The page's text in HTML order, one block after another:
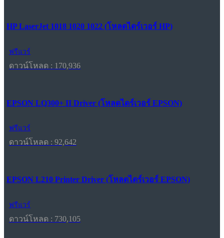
HP LaserJet 1018 1020 1022 (โหลดไดร์เวอร์ HP)
ฟรีแวร์
ดาวน์โหลด : 170,936
EPSON LQ300+ II Driver (โหลดไดร์เวอร์ EPSON)
ฟรีแวร์
ดาวน์โหลด : 92,642
EPSON L210 Printer Driver (โหลดไดร์เวอร์ EPSON)
ฟรีแวร์
ดาวน์โหลด : 730,105